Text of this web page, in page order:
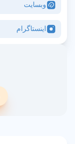
وبسایت
اینستاگرام